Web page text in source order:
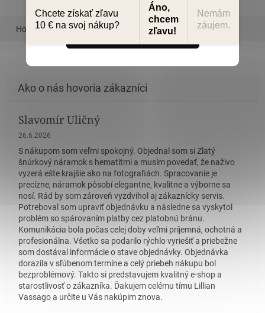
Nastavenie
Hodnotenie Podobný tovar
Slavomír Uličný
Hodnotenie obchodu je 5 z 5 hviezdičiek.
26.6.2026
S nákupom som veľmi spokojný. Objednal som si Zlatý
šnúrkový náramok s hematitmi a musím povedať, že naživo
vyzerá ešte krajšie ako na fotografiách. Spracovanie je
precízne, náramok pôsobí elegantne, kvalitne a výborne sa
nosí. Rád by som zároveň vyzdvihol aj zákaznícky servis.
Potreboval som upraviť objednávku a následne sa vyskytol
problém so spárovaním platby cez platobnú bránu.
Komunikácia bola počas celej doby veľmi príjemná, ochotná a
profesionálna. Všetko sa podarilo rýchlo vyriešiť a priebežne
som dostával informácie o stave objednávky. Objednávka
dorazila v sľúbenom termíne a celý priebeh nákupu bol
bezproblémový. Takto si predstavujem kvalitný e-shop a
starostlivosť o zákazníka. Ďakujem celému tímu Lillian
Vassago a určite u Vás nakúpim znova.
Chcete získať zľavu
10 € na svoj nákup?
Áno,
chcem
zľavu!
Nemám
záujem.